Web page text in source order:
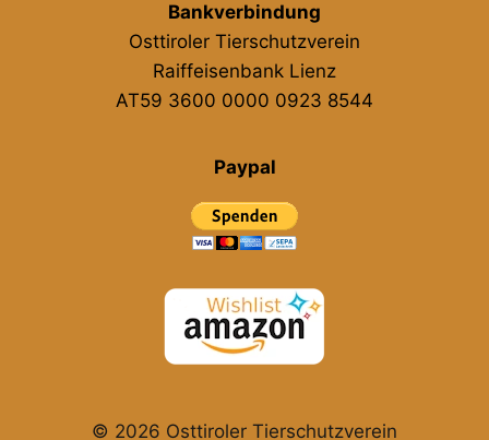
Bankverbindung
Osttiroler Tierschutzverein
Raiffeisenbank Lienz
AT59 3600 0000 0923 8544
Paypal
© 2026 Osttiroler Tierschutzverein